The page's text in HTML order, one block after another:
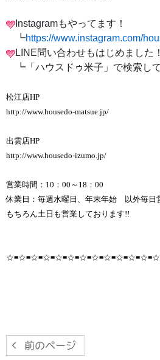
Instagramもやってます！
┗https://www.instagram.com/
LINE問い合わせもはじめました！
┗「ハウスドゥ米子」で検索し
松江店HP
http://www.housedo-matsue.jp/
出雲店HP
http://www.housedo-izumo.jp/
営業時間：10：00～18：00
休業日：毎週水曜日、年末年始 以外毎日
もちろん土日も営業しております!!